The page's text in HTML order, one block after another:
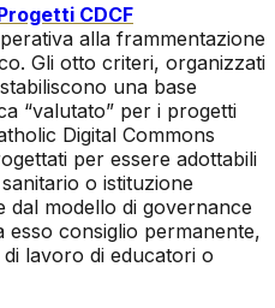
CDCF
alla frammentazione
Gli otto criteri, organizzati
una base
“valutato” per i progetti
Digital Commons
per essere adottabili
o istituzione
dal modello di governance
consiglio permanente,
lavoro di educatori o